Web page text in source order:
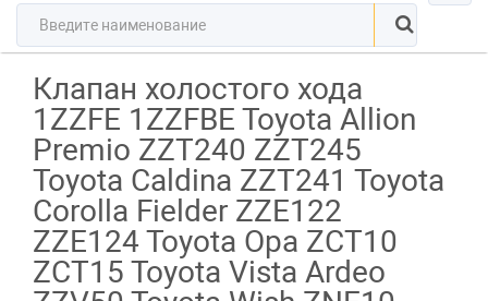
Клапан холостого хода
1ZZFE 1ZZFBE Toyota Allion
Premio ZZT240 ZZT245
Toyota Caldina ZZT241 Toyota
Corolla Fielder ZZE122
ZZE124 Toyota Opa ZCT10
ZCT15 Toyota Vista Ardeo